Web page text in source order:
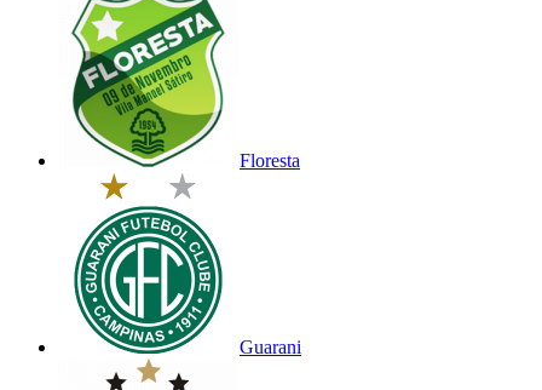
Floresta
Guarani